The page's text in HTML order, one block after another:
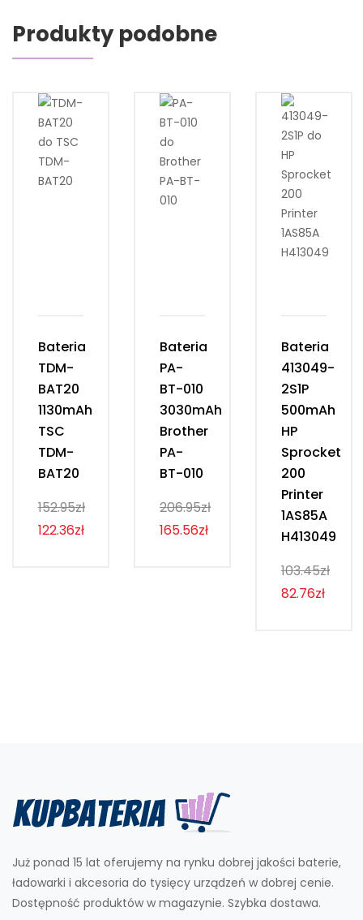
Produkty podobne
Bateria
TDM-
BAT20
1130mAh
TSC
TDM-
BAT20
152.95zł
122.36zł
Bateria
PA-
BT-010
3030mAh
Brother
PA-
BT-010
206.95zł
165.56zł
Bateria
413049-
2S1P
500mAh
HP
Sprocket
200
Printer
1AS85A
H413049
103.45zł
82.76zł
Już ponad 15 lat oferujemy na rynku dobrej jakości baterie,
ładowarki i akcesoria do tysięcy urządzeń w dobrej cenie.
Dostępność produktów w magazynie. Szybka dostawa.